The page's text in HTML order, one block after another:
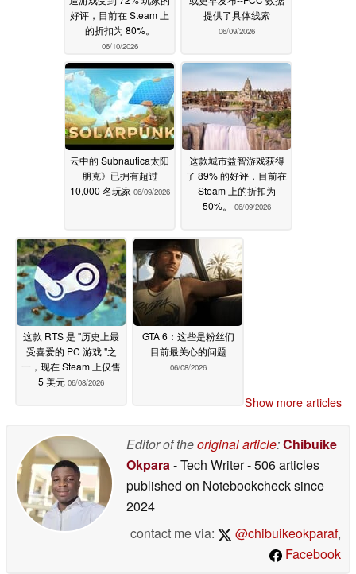
好评，目前在 Steam 上
的折扣为 80%。
06/10/2026
提供了具体线索
06/09/2026
云中的 Subnautica太阳
朋克》已拥有超过
10,000 名玩家 06/09/2026
这款城市益智游戏获得
了 89% 的好评，目前在
Steam 上的折扣为
50%。
06/09/2026
这款 RTS 是 "历史上最
受喜爱的 PC 游戏 "之
一，现在 Steam 上仅售
5 美元 06/08/2026
GTA 6：这些是粉丝们
目前最关心的问题
06/08/2026
Show more articles
Editor of theoriginal article:Chibuike
Okpara- Tech Writer- 506 articles
published on Notebookchecksince
2024
contact me via:
@chibuikeokparaf,
Facebook